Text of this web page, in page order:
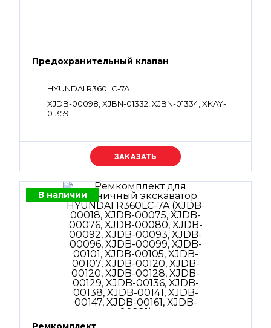
Предохранительный клапан
HYUNDAI R360LC-7A
XJDB-00098, XJBN-01332, XJBN-01334, XKAY-
01359
Уточняйте цену
В наличии